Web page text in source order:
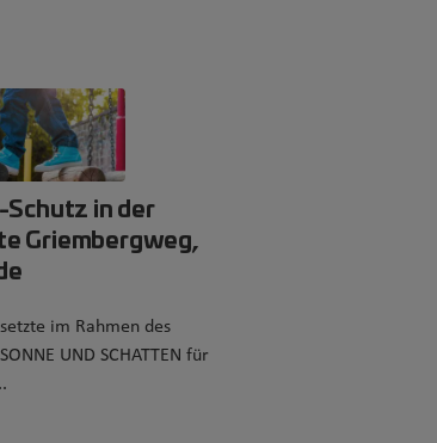
in der
Griembergweg,
im Rahmen des
UND SCHATTEN für